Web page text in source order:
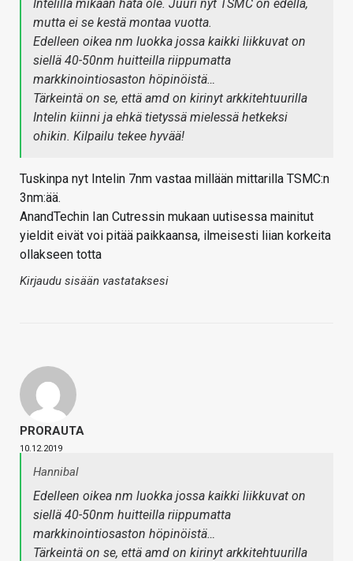
Intelillä mikään hätä ole. Juuri nyt TSMC on edellä,
mutta ei se kestä montaa vuotta.
Edelleen oikea nm luokka jossa kaikki liikkuvat on
siellä 40-50nm huitteilla riippumatta
markkinointiosaston höpinöistä…
Tärkeintä on se, että amd on kirinyt arkkitehtuurilla
Intelin kiinni ja ehkä tietyssä mielessä hetkeksi
ohikin. Kilpailu tekee hyvää!
Tuskinpa nyt Intelin 7nm vastaa millään mittarilla TSMC:n
3nm:ää.
AnandTechin Ian Cutressin mukaan uutisessa mainitut
yieldit eivät voi pitää paikkaansa, ilmeisesti liian korkeita
ollakseen totta
Kirjaudu sisään vastataksesi
PRORAUTA
10.12.2019
Hannibal
Edelleen oikea nm luokka jossa kaikki liikkuvat on
siellä 40-50nm huitteilla riippumatta
markkinointiosaston höpinöistä…
Tärkeintä on se, että amd on kirinyt arkkitehtuurilla